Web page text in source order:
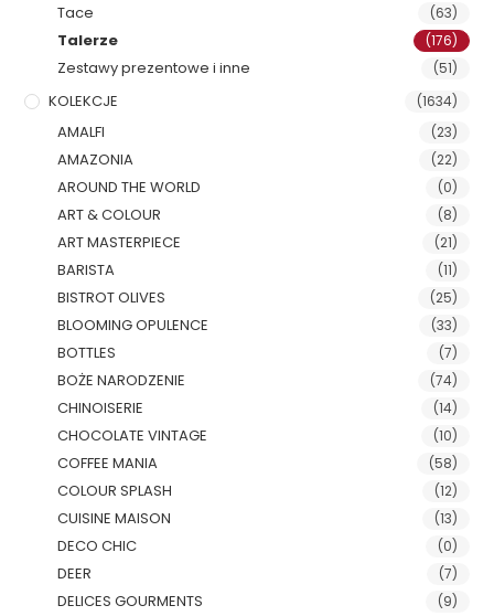
Tace (63)
Talerze (176)
Zestawy prezentowe i inne (51)
KOLEKCJE (1634)
AMALFI (23)
AMAZONIA (22)
AROUND THE WORLD (0)
ART & COLOUR (8)
ART MASTERPIECE (21)
BARISTA (11)
BISTROT OLIVES (25)
BLOOMING OPULENCE (33)
BOTTLES (7)
BOŻE NARODZENIE (74)
CHINOISERIE (14)
CHOCOLATE VINTAGE (10)
COFFEE MANIA (58)
COLOUR SPLASH (12)
CUISINE MAISON (13)
DECO CHIC (0)
DEER (7)
DELICES GOURMENTS (9)